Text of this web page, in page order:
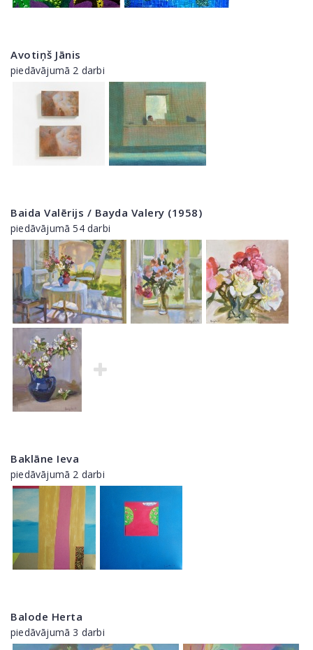
Avotiņš Jānis
piedāvājumā 2 darbi
Baida Valērijs / Bayda Valery (1958)
piedāvājumā 54 darbi
Baklāne Ieva
piedāvājumā 2 darbi
Balode Herta
piedāvājumā 3 darbi